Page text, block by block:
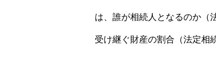
は、誰が相続人となるのか（
受け継ぐ財産の割合（法定相